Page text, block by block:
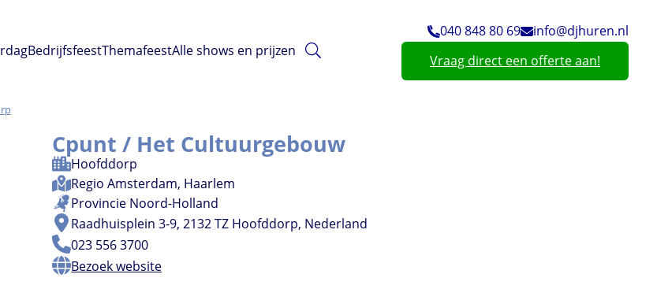
BedrijfsfeestThemafeestAlle shows en prijzen
040 848 80 69
info@djhuren.nl
Vraag direct een offerte aan!
Cpunt / Het Cultuurgebouw
Hoofddorp
Regio Amsterdam, Haarlem
Provincie Noord-Holland
Raadhuisplein 3-9, 2132 TZ Hoofddorp, Nederland
023 556 3700
Bezoek website